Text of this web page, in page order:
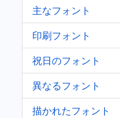
主なフォント
印刷フォント
祝日のフォント
異なるフォント
描かれたフォント